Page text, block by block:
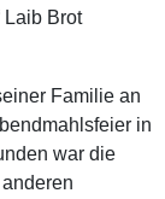
Laib Brot
Familie an
in
war die